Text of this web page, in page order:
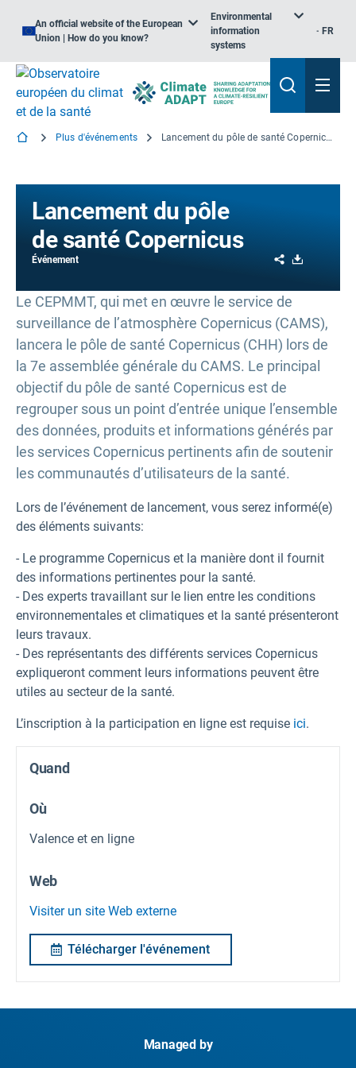
An official website of the European
Union | How do you know?
Environmental
information
systems
FR
Plus d'événements Lancement du pôle de santé Copernicus
Lancement du pôle
de santé Copernicus
Événement Share
Le CEPMMT, qui met en œuvre le service de
surveillance de l’atmosphère Copernicus (CAMS),
lancera le pôle de santé Copernicus (CHH) lors de
la 7e assemblée générale du CAMS. Le principal
objectif du pôle de santé Copernicus est de
regrouper sous un point d’entrée unique l’ensemble
des données, produits et informations générés par
les services Copernicus pertinents afin de soutenir
les communautés d’utilisateurs de la santé.
Lors de l’événement de lancement, vous serez informé(e)
des éléments suivants:
- Le programme Copernicus et la manière dont il fournit
des informations pertinentes pour la santé.
- Des experts travaillant sur le lien entre les conditions
environnementales et climatiques et la santé présenteront
leurs travaux.
- Des représentants des différents services Copernicus
expliqueront comment leurs informations peuvent être
utiles au secteur de la santé.
L’inscription à la participation en ligne est requise ici.
Quand
Où
Valence et en ligne
Web
Visiter un site Web externe
Télécharger l'événement
Managed by